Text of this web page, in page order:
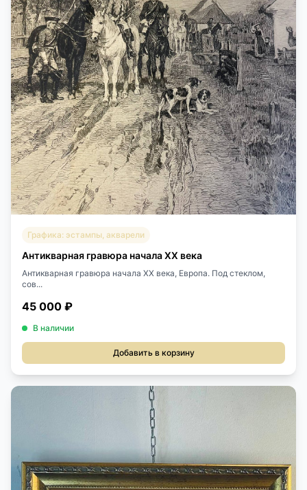
Графика: эстампы, акварели
Антикварная гравюра начала XX века
Антикварная гравюра начала XX века, Европа. Под стеклом,
сов...
45 000 ₽
В наличии
Добавить в корзину